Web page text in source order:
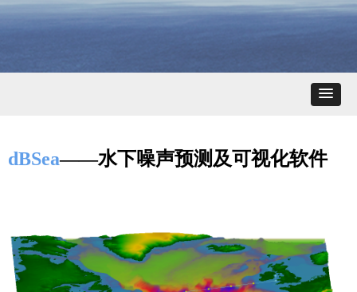
dBSea——水下噪声预测及可视化软件